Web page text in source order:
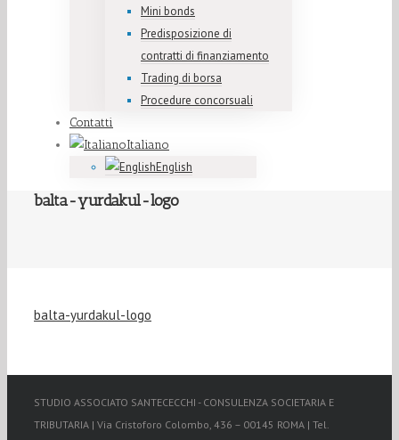
Mini bonds
Predisposizione di
contratti di finanziamento
Trading di borsa
Procedure concorsuali
Contatti
Italiano
English
balta-yurdakul-logo
balta-yurdakul-logo
STUDIO ASSOCIATO SANTECECCHI - CONSULENZA SOCIETARIA E
TRIBUTARIA | Via Cristoforo Colombo, 436 – 00145 ROMA | Tel.